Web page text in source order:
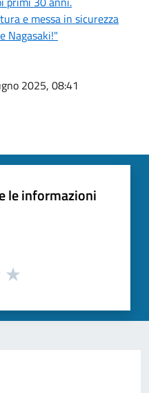
e messa in sicurezza
Nagasaki!"
2025, 08:41
le informazioni